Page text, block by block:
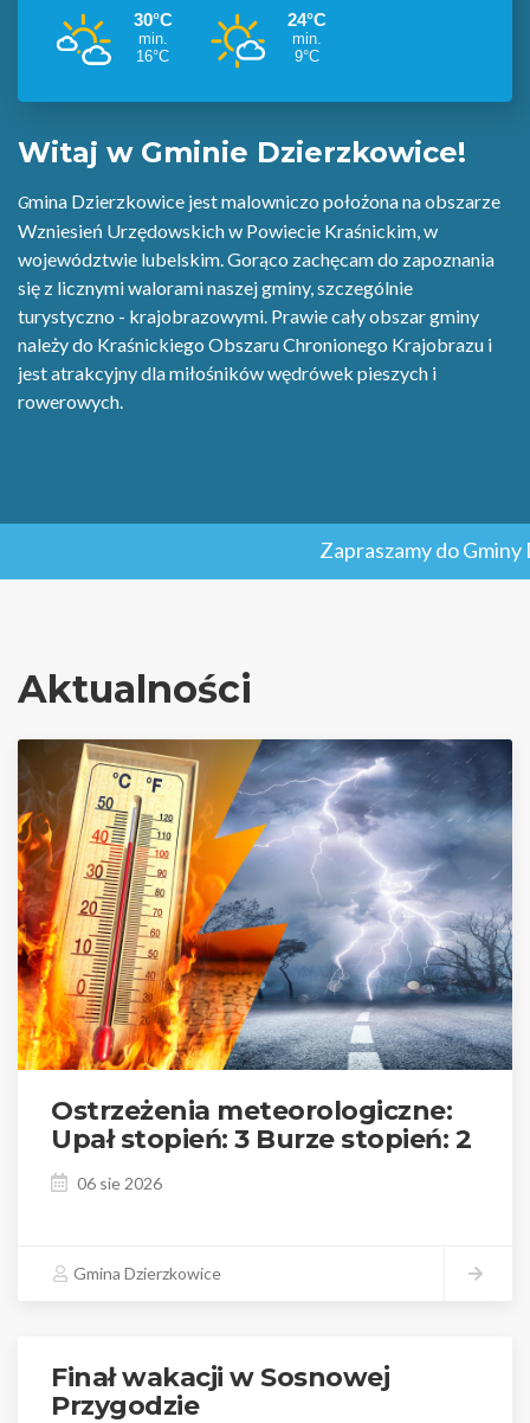
Linki do prognoz są słabo widoczne. Zmień kolor tła lub
linków.
Witaj w Gminie Dzierzkowice!
Gmina Dzierzkowice jest malowniczo położona na obszarze
Wzniesień Urzędowskich w Powiecie Kraśnickim, w
województwie lubelskim. Gorąco zachęcam do zapoznania
się z licznymi walorami naszej gminy, szczególnie
turystyczno - krajobrazowymi. Prawie cały obszar gminy
należy do Kraśnickiego Obszaru Chronionego Krajobrazu i
jest atrakcyjny dla miłośników wędrówek pieszych i
rowerowych.
Zapraszamy do Gminy
Aktualności
Ostrzeżenia meteorologiczne:
Upał stopień: 3 Burze stopień: 2
06 sie 2026
Gmina Dzierzkowice
Finał wakacji w Sosnowej
Przygodzie